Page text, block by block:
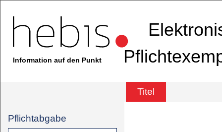
Information auf den Punkt
Titel
Pflichtabgabe